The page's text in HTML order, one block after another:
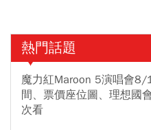
熱門話題
魔力紅Maroon 5演唱會
間、票價座位圖、理想國
次看